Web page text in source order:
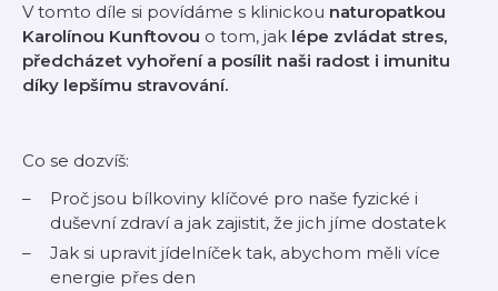
V tomto díle si povídáme s klinickou naturopatkou
Karolínou Kunftovou o tom, jak lépe zvládat stres,
předcházet vyhoření a posílit naši radost i imunitu
díky lepšímu stravování.
Co se dozvíš:
Proč jsou bílkoviny klíčové pro naše fyzické i
duševní zdraví a jak zajistit, že jich jíme dostatek
Jak si upravit jídelníček tak, abychom měli více
energie přes den